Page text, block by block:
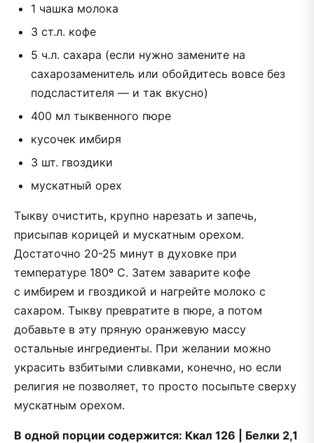
1 чашка молока
3 ст.л. кофе
5 ч.л. сахара (если нужно замените на
сахарозаменитель или обойдитесь вовсе без
подсластителя — и так вкусно)
400 мл тыквенного пюре
кусочек имбиря
3 шт. гвоздики
мускатный орех
Тыкву очистить, крупно нарезать и запечь,
присыпав корицей и мускатным орехом.
Достаточно 20-25 минут в духовке при
температуре 180º С. Затем заварите кофе
с имбирем и гвоздикой и нагрейте молоко с
сахаром. Тыкву превратите в пюре, а потом
добавьте в эту пряную оранжевую массу
остальные ингредиенты. При желании можно
украсить взбитыми сливками, конечно, но если
религия не позволяет, то просто посыпьте сверху
мускатным орехом.
В одной порции содержится: Ккал 126 | Белки 2,1